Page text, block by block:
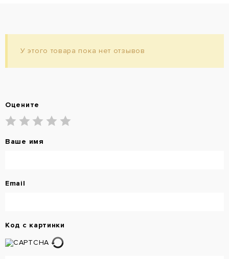
У этого товара пока нет отзывов
Оцените
Ваше имя
Email
Код с картинки